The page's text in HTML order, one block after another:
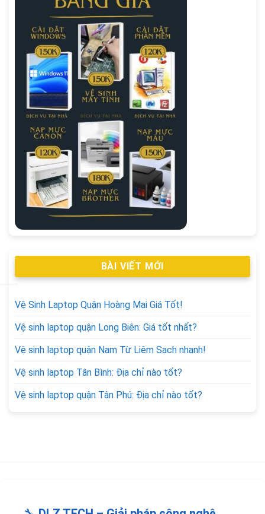
BÀI VIẾT MỚI
Vệ Sinh Laptop Quận Hoàng Mai Giá Tốt!
Vệ sinh laptop quận Long Biên: Giá tốt nhất?
Vệ sinh laptop quận Nam Từ Liêm Sạch nhanh!
Vệ sinh laptop Tân Bình: Địa chỉ nào tốt?
Vệ sinh laptop quận Tân Phú: Địa chỉ nào tốt?